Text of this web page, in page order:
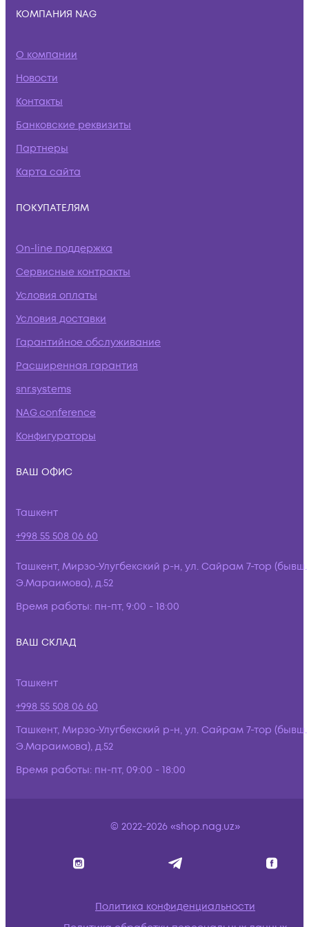
КОМПАНИЯ NAG
О компании
Новости
Контакты
Банковские реквизиты
Партнеры
Карта сайта
ПОКУПАТЕЛЯМ
On-line поддержка
Сервисные контракты
Условия оплаты
Условия доставки
Гарантийное обслуживание
Расширенная гарантия
snr.systems
NAG.conference
Конфигураторы
ВАШ ОФИС
Ташкент
+998 55 508 06 60
Ташкент, Мирзо-Улугбекский р-н, ул. Сайрам 7-тор (бывш.
Э.Мараимова), д.52
Время работы: пн-пт, 9:00 - 18:00
ВАШ СКЛАД
Ташкент
+998 55 508 06 60
Ташкент, Мирзо-Улугбекский р-н, ул. Сайрам 7-тор (бывш.
Э.Мараимова), д.52
Время работы: пн-пт, 09:00 - 18:00
© 2022-2026 «shop.nag.uz»
Политика конфиденциальности